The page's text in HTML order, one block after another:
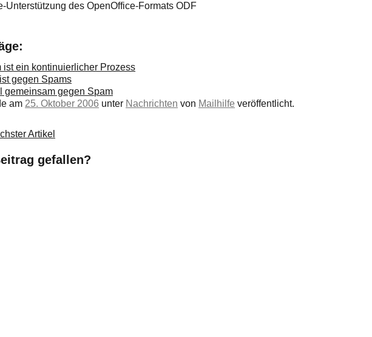
Unterstützung des OpenOffice-Formats ODF
ist ein kontinuierlicher Prozess
gegen Spams
gemeinsam gegen Spam
am 25. Oktober 2006 unter Nachrichten von Mailhilfe veröffentlicht.
Artikel
gefallen?